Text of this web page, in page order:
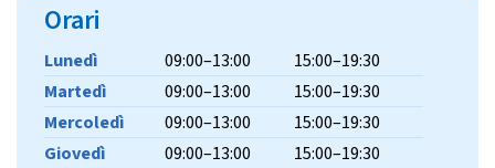
Orari
Lunedì 09:00–13:00
15:00–19:30
Martedì
09:00–13:00
15:00–19:30
Mercoledì
09:00–13:00
15:00–19:30
Giovedì
09:00–13:00
15:00–19:30